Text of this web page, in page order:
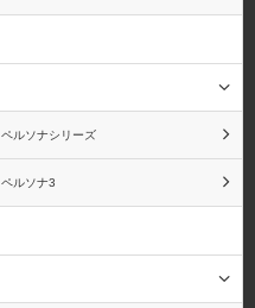
ペルソナシリーズ
ペルソナ3